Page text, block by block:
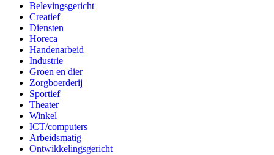
Belevingsgericht
Creatief
Diensten
Horeca
Handenarbeid
Industrie
Groen en dier
Zorgboerderij
Sportief
Theater
Winkel
ICT/computers
Arbeidsmatig
Ontwikkelingsgericht